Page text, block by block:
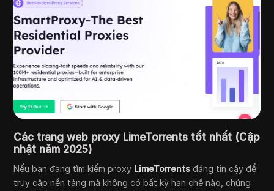
Các trang web proxy LimeTorrents tốt nhất (Cập
nhật năm 2025)
Nếu bạn đang tìm kiếm proxy LimeTorrents đáng tin cậy để
truy cập nền tảng mà không có bất kỳ hạn chế nào, chúng